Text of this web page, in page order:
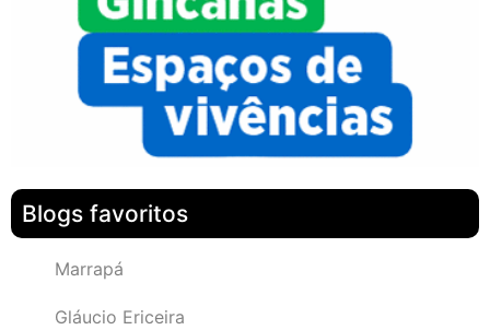
Blogs favoritos
Marrapá
Gláucio Ericeira